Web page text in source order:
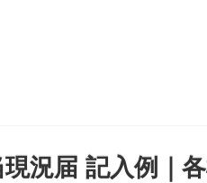
況届 記入例｜